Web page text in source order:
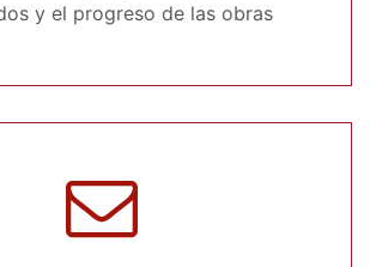
y el progreso de las obras